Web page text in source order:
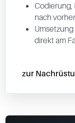
Codierung,
nach
Umsetzung
direkt am
zur